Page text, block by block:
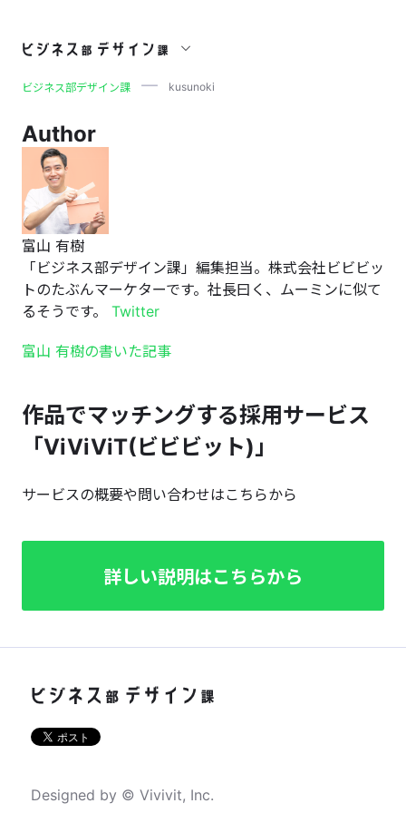
kusunoki
ビジネス部デザイン課 kusunoki
Author
富山 有樹
「ビジネス部デザイン課」編集担当。株式会社ビビビッ
トのたぶんマーケターです。社長曰く、ムーミンに似て
るそうです。 Twitter
富山 有樹の書いた記事
作品でマッチングする採用サービス
「ViViViT(ビビビット)」
サービスの概要や問い合わせはこちらから
詳しい説明はこちらから
Designed by © Vivivit, Inc.